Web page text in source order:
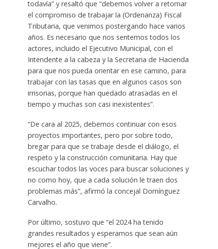
todavía” y resaltó que “debemos volver a retomar
el compromiso de trabajar la (Ordenanza) Fiscal
Tributaria, que venimos postergando hace varios
años. Es necesario que nos sentemos todos los
actores, incluido el Ejecutivo Municipal, con el
Intendente a la cabeza y la Secretaria de Hacienda
para que nos pueda orientar en ese camino, para
trabajar con las tasas que en algunos casos son
irrisorias, porque han quedado atrasadas en el
tiempo y muchas son casi inexistentes”.
“De cara al 2025, debemos continuar con esos
proyectos importantes, pero por sobre todo,
bregar para que se trabaje desde el diálogo, el
respeto y la construcción comunitaria. Hay que
escuchar todos las voces para buscar soluciones y
no como hoy, que a cada solución le traen dos
problemas más”, afirmó la concejal Domínguez
Carvalho.
Por último, sostuvo que “el 2024 ha tenido
grandes resultados y esperamos que sean aún
mejores el año que viene”.